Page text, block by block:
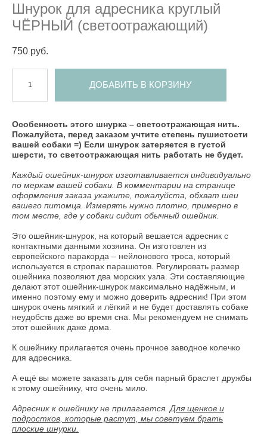
Шнурок для адресника круглый
ЧЁРНЫЙ (светоотражающий)
750 pуб.
ДОБАВИТЬ В КОРЗИНУ
Особенность этого шнурка – светоотражающая нить.
Пожалуйста, перед заказом учтите степень пушистости
вашей собаки =) Если шнурок затеряется в густой
шерсти, то светоотражающая нить работать не будет.
Каждый ошейник-шнурок изготавливается индивидуально
по меркам вашей собаки. В комментарии на странице
оформления заказа укажите, пожалуйста, обхват шеи
вашего питомца. Измерять нужно плотно, примерно в
том месте, где у собаки сидит обычный ошейник.
Это ошейник-шнурок, на который вешается адресник с
контактными данными хозяина. Он изготовлен из
европейского паракорда – нейлонового троса, который
используется в стропах парашютов. Регулировать размер
ошейника позволяют два морских узла. Эти составляющие
делают этот ошейник-шнурок максимально надёжным, и
именно поэтому ему и можно доверить адресник! При этом
шнурок очень мягкий и лёгкий и не будет доставлять собаке
неудобств даже во время сна. Мы рекомендуем не снимать
этот ошейник даже дома.
К ошейнику прилагается очень прочное заводное колечко
для адресника.
А ещё вы можете заказать для себя парный браслет дружбы
к этому ошейнику, что очень мило.
Адресник к ошейнику не прилагается. Для щенков и
подростков, которые растут, мы советуем брать
плоские шнурки.